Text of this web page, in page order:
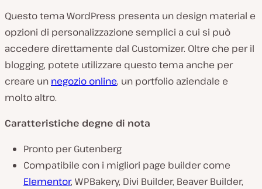
Questo tema WordPress presenta un design material e
opzioni di personalizzazione semplici a cui si può
accedere direttamente dal Customizer. Oltre che per il
blogging, potete utilizzare questo tema anche per
creare un negozio online, un portfolio aziendale e
molto altro.
Caratteristiche degne di nota
Pronto per Gutenberg
Compatibile con i migliori page builder come
Elementor, WPBakery, Divi Builder, Beaver Builder,